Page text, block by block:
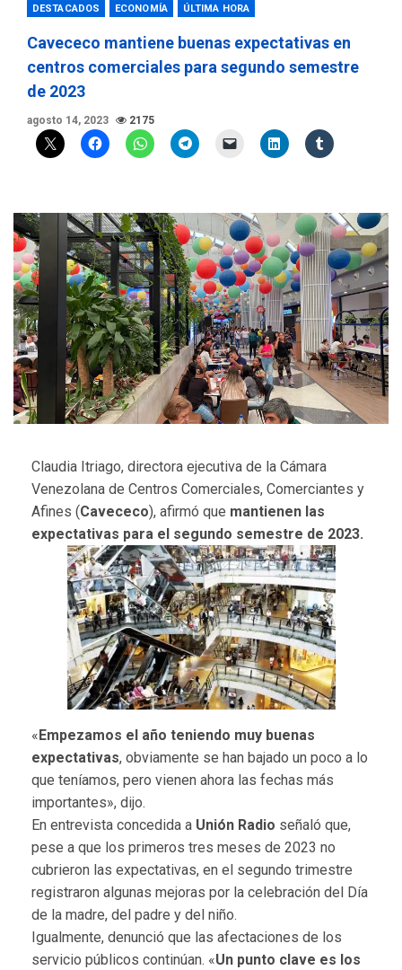
DESTACADOS ECONOMÍA ÚLTIMA HORA
Cavececo mantiene buenas expectativas en
centros comerciales para segundo semestre
de 2023
agosto 14, 2023 2175
Claudia Itriago, directora ejecutiva de la Cámara
Venezolana de Centros Comerciales, Comerciantes y
Afines (Cavececo), afirmó que mantienen las
expectativas para el segundo semestre de 2023.
« Empezamos el año teniendo muy buenas
expectativas, obviamente se han bajado un poco a lo
que teníamos, pero vienen ahora las fechas más
importantes», dijo.
En entrevista concedida a Unión Radio señaló que,
pese a que los primeros tres meses de 2023 no
cubrieron las expectativas, en el segundo trimestre
registraron algunas mejoras por la celebración del Día
de la madre, del padre y del niño.
Igualmente, denunció que las afectaciones de los
servicio públicos continúan. «Un punto clave es los